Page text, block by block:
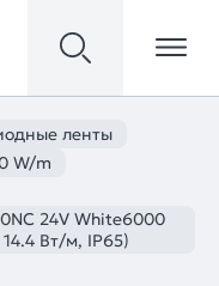
ленты
W/m
24V White6000
Вт/м, IP65)